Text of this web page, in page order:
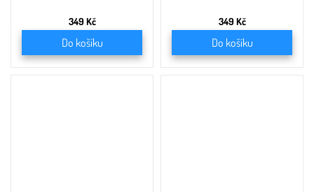
349 Kč
Do košíku
349 Kč
Do košíku